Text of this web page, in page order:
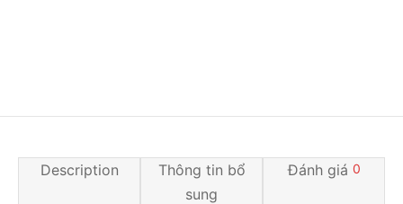
Description
Thông tin bổ
sung
Đánh giá 0